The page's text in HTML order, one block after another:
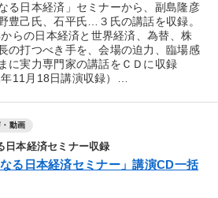
なる日本経済」セミナーから、副島隆彦
豊己氏、石平氏…３氏の講話を収録。
らの日本経済と世界経済、為替、株
の打つべき手を、会場の迫力、臨場感
に実力専門家の講話をＣＤに収録
年11月18日講演収録）…
動画
日本経済セミナー収録
なる日本経済セミナー」講演CD一括